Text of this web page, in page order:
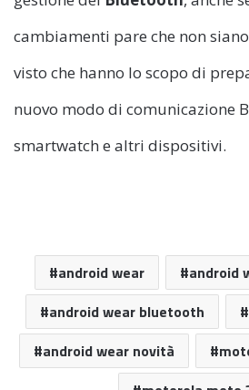
cambiamenti pare che non
visto che hanno lo scopo di
nuovo modo di comunicazione
smartwatch e altri dispositivi.
android wear
android
android wear bluetooth
android wear novità